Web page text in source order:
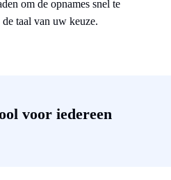
om de opnames snel te
taal van uw keuze.
voor iedereen